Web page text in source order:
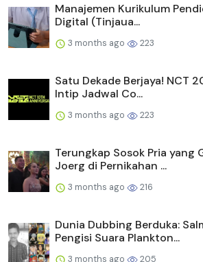
Manajemen Kurikulum
Digital (Tinjaua...
3 months ago 223
Satu Dekade Berjaya! NCT
Intip Jadwal Co...
3 months ago 223
Terungkap Sosok Pria yang
Joerg di Pernikahan ...
3 months ago 216
Dunia Dubbing Berduka:
Pengisi Suara Plankton...
3 months ago 205